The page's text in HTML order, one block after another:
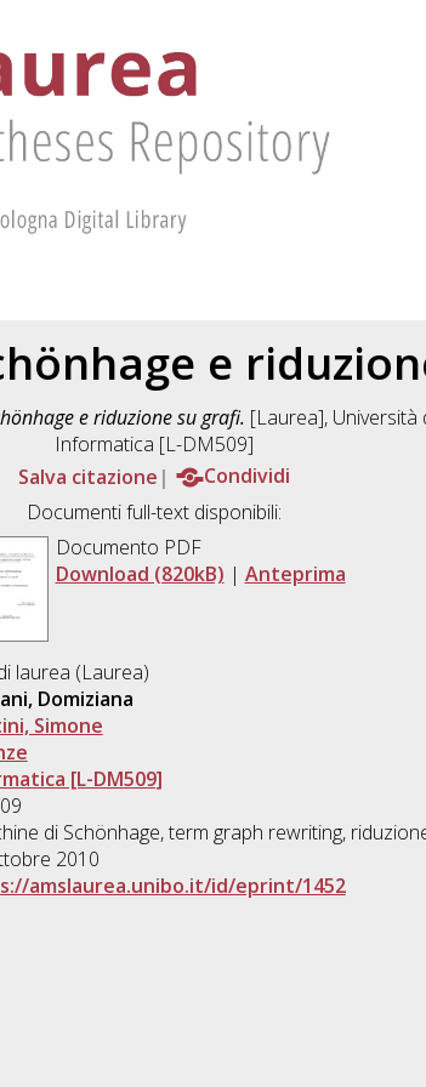
e
e riduzione su grafi. [Laurea], Università
Informatica [L-DM509]
Salva citazione
Condividi
Documenti full-text disponibili:
Documento PDF
Download (820kB) | Anteprima
laurea (Laurea)
Domiziana
Simone
[L-DM509]
di Schönhage, term graph rewriting,
2010
amslaurea.unibo.it/id/eprint/1452